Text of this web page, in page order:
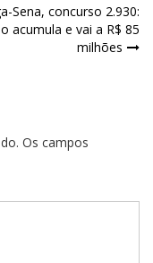
Sena, concurso 2.930:
acumula e vai a R$ 85
milhões
Os campos